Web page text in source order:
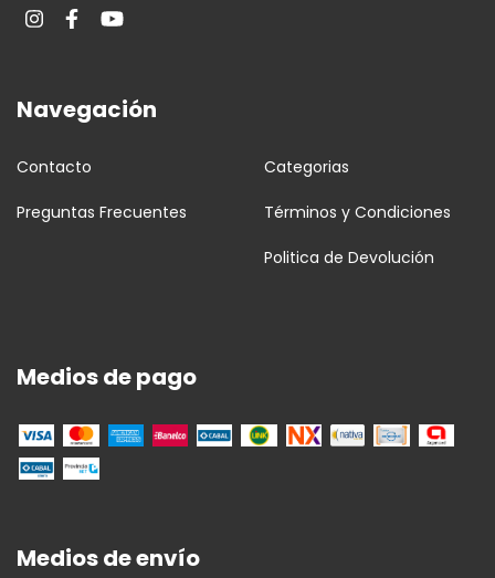
Navegación
Categorias
Contacto
Términos y Condiciones
Preguntas Frecuentes
Politica de Devolución
Medios de pago
Medios de envío